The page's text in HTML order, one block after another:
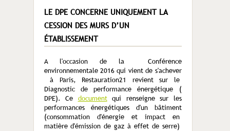
LE DPE CONCERNE UNIQUEMENT LA
CESSION DES MURS D’UN
ÉTABLISSEMENT
A l'occasion de la Conférence
environnementale 2016 qui vient de s'achever
à Paris, Restauration21 revient sur le
Diagnostic de performance énergétique (
DPE). Ce documentqui renseigne sur les
performances énergétiques d'un bâtiment
(consommation d'énergie et impact en
matière d'émission de gaz à effet de serre)